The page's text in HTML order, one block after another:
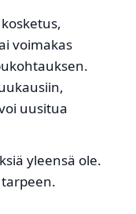
voimakas
uusitua
yleensä ole.